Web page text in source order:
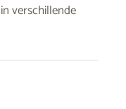
verschillende